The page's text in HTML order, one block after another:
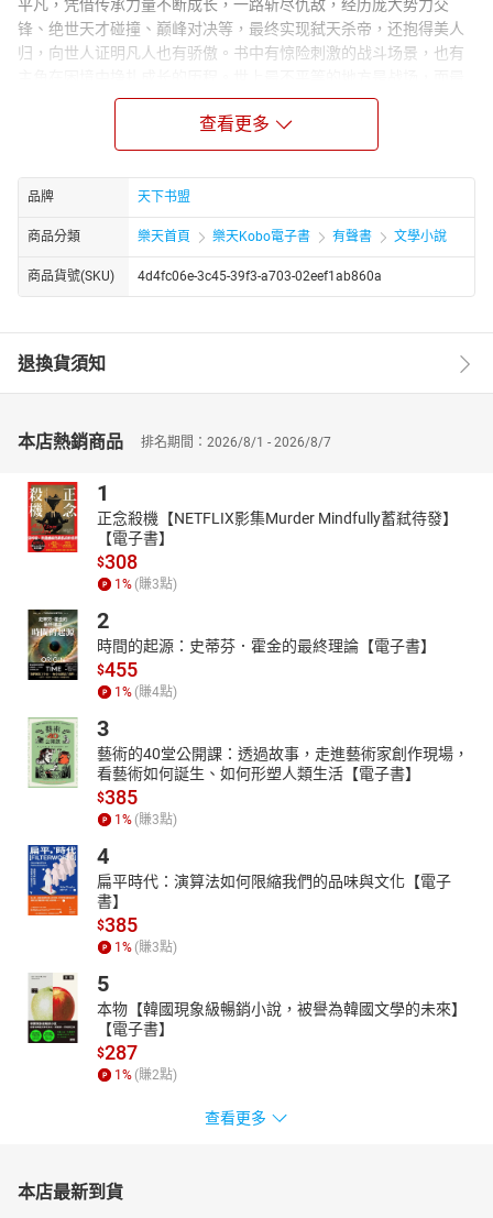
平凡，凭借传承力量不断成长，一路斩尽仇敌，经历庞大势力交
锋、绝世天才碰撞、巅峰对决等，最终实现弑天杀帝，还抱得美人
归，向世人证明凡人也有骄傲。书中有惊险刺激的战斗场景，也有
平等的却是死亡！不灭苍穹的凡尘灵土，尸体等待着回归。世家弃
子骆图为生存，踏入这片土地，从事最卑微的凡人职业一一背尸
人。当他背起尸体时，也改变了自己的命运！意外获得元始神碑传
承，他走上超強武神逆袭之路。
查看更多
品牌 天下书盟
商品分類 樂天首頁 樂天Kobo電子書 有聲書 文學小說
商品貨號(SKU) 4d4fc06e-3c45-39f3-a703-02eef1ab860a
退換貨須知
本店熱銷商品 排名期間：2026/8/1 - 2026/8/7
1
正念殺機【NETFLIX影集Murder Mindfully蓄弒待發】
【電子書】
$308
1 % (賺3點)
2
時間的起源：史蒂芬．霍金的最終理論【電子書】
$455
1 % (賺4點)
3
藝術的40堂公開課：透過故事，走進藝術家創作現場，
看藝術如何誕生、如何形塑人類生活【電子書】
$385
1 % (賺3點)
4
扁平時代：演算法如何限縮我們的品味與文化【電子
書】
$385
1 % (賺3點)
5
本物【韓國現象級暢銷小說，被譽為韓國文學的未來】
【電子書】
$287
1 % (賺2點)
查看更多
本店最新到貨